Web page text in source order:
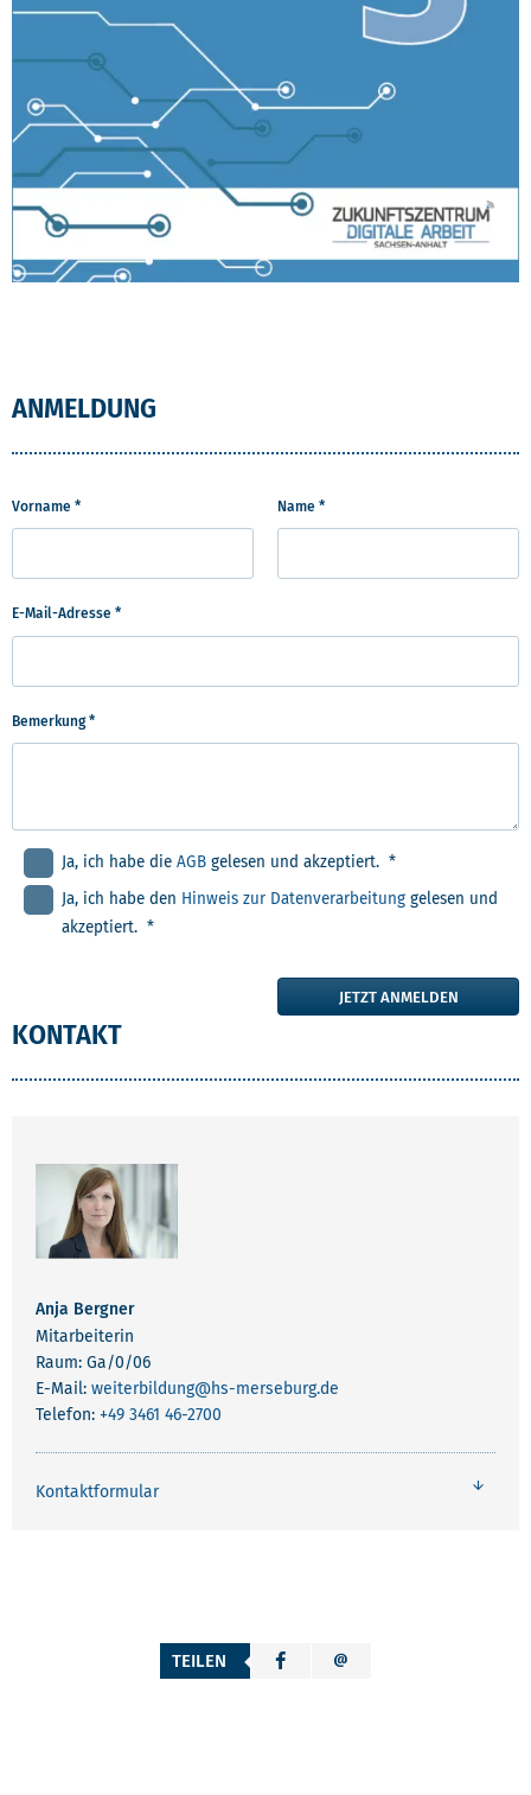
ANMELDUNG
Vorname * Name *
E-Mail-Adresse *
Bemerkung *
Ja, ich habe die AGB gelesen und akzeptiert. *
Ja, ich habe den Hinweis zur Datenverarbeitung gelesen und
akzeptiert. *
JETZT ANMELDEN
KONTAKT
Anja Bergner
Mitarbeiterin
Raum: Ga/0/06
E-Mail: weiterbildung@hs-merseburg.de
Telefon: +49 3461 46-2700
Kontaktformular
TEILEN